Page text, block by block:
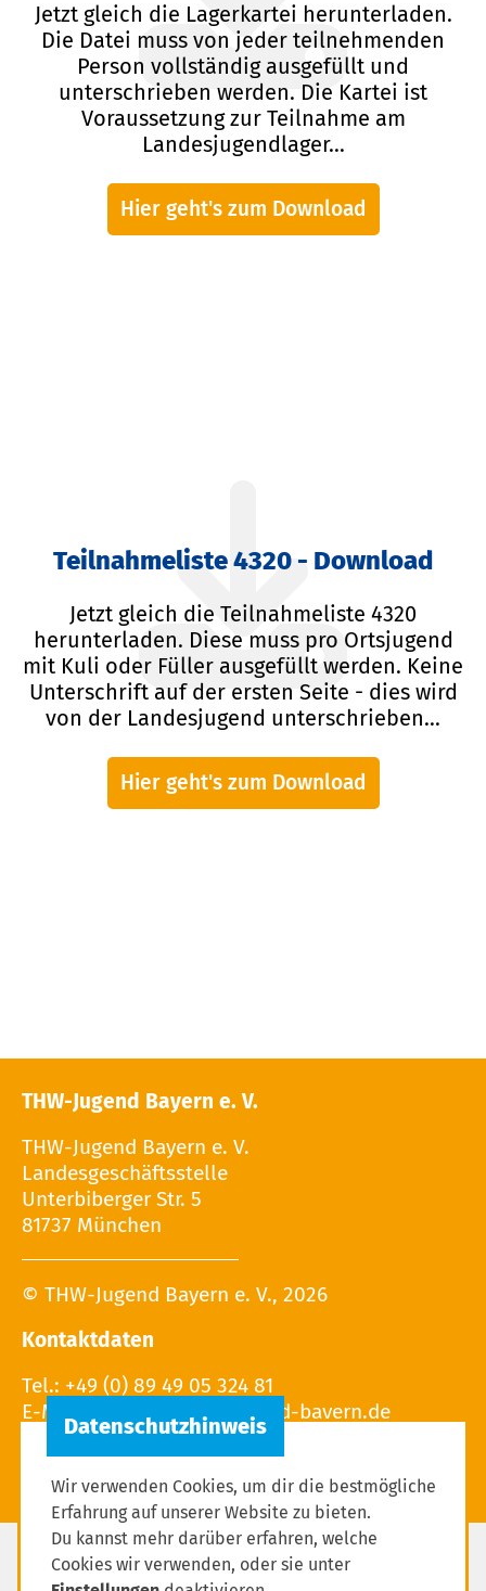
Jetzt gleich die Lagerkartei herunterladen.
Die Datei muss von jeder teilnehmenden
Person vollständig ausgefüllt und
unterschrieben werden. Die Kartei ist
Voraussetzung zur Teilnahme am
Landesjugendlager...
Hier geht's zum Download
Teilnahmeliste 4320 - Download
Jetzt gleich die Teilnahmeliste 4320
herunterladen. Diese muss pro Ortsjugend
mit Kuli oder Füller ausgefüllt werden. Keine
Unterschrift auf der ersten Seite - dies wird
von der Landesjugend unterschrieben...
Hier geht's zum Download
THW-Jugend Bayern e. V.
THW-Jugend Bayern e. V.
Landesgeschäftsstelle
Unterbiberger Str. 5
81737 München
© THW-Jugend Bayern e. V., 2026
Kontaktdaten
Tel.: +49 (0) 89 49 05 324 81
E-Mail:
Impressum
Wir verwenden Cookies, um dir die bestmögliche
Erfahrung auf unserer Website zu bieten.
Du kannst mehr darüber erfahren, welche
Cookies wir verwenden, oder sie unter